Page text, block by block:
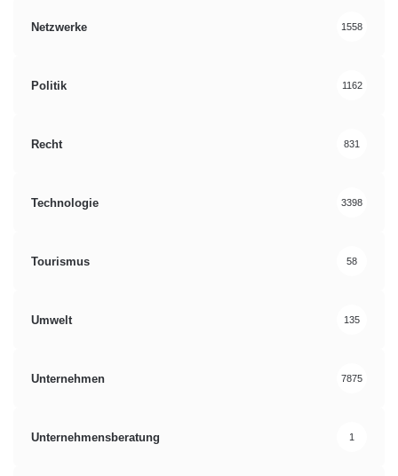
Netzwerke 1558
Politik 1162
Recht 831
Technologie 3398
Tourismus 58
Umwelt 135
Unternehmen 7875
Unternehmensberatung 1